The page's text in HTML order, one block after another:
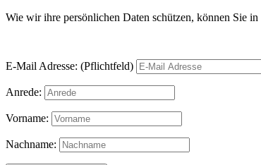
Wie wir ihre persönlichen Daten schützen, können Sie in
E-Mail Adresse: (Pflichtfeld)
Anrede:
Vorname:
Nachname: